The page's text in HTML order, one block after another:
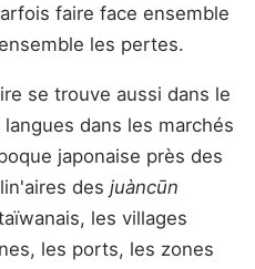
faire face ensemble
les pertes.
se trouve aussi dans le
dans les marchés
japonaise près des
des juàncūn
les villages
les ports, les zones